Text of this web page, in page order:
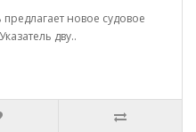
новое судовое
дву..